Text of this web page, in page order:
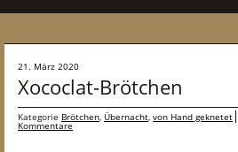
21. März 2020
Xococlat-Brötchen
Kategorie Brötchen, Übernacht, von Hand geknetet
Kommentare